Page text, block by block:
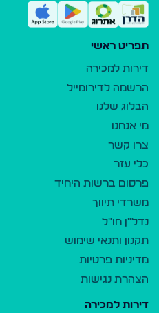
תפריט ראשי
דירות למכירה
הרשמה לדירומייל
הבלוג שלנו
מי אנחנו
צרו קשר
כלי עזר
פרסום ברשות היחיד
משרדי תיווך
נדל"ן חו"ל
תקנון ותנאי שימוש
מדיניות פרטיות
הצהרת נגישות
דירות למכירה